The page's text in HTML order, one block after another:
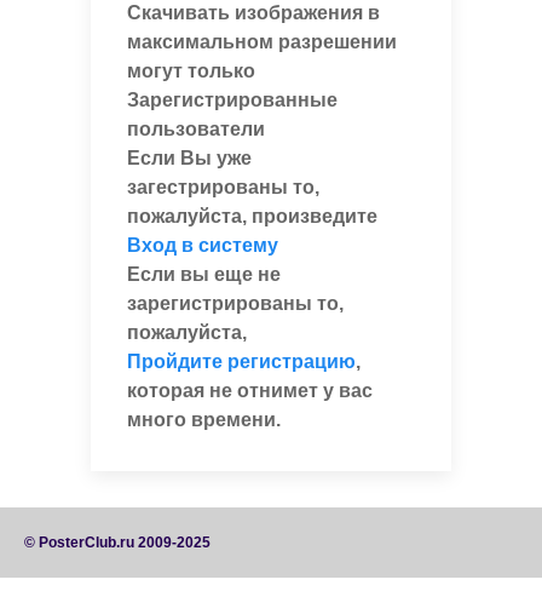
Скачивать изображения в
максимальном разрешении
могут только
Зарегистрированные
пользователи
Если Вы уже
загестрированы то,
пожалуйста, произведите
Вход в систему
Если вы еще не
зарегистрированы то,
пожалуйста,
Пройдите регистрацию,
которая не отнимет у вас
много времени.
© PosterClub.ru 2009-2025